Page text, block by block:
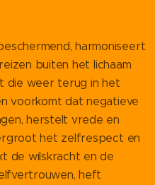
harmoniseert
buiten het lichaam
die weer terug in het
voorkomt dat negatieve
herstelt vrede en
het zelfrespect en
de wilskracht en de
heft